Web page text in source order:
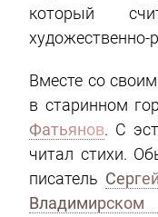
который
Вместе со
в старинном
Фатьянов. С
читал стихи.
писатель